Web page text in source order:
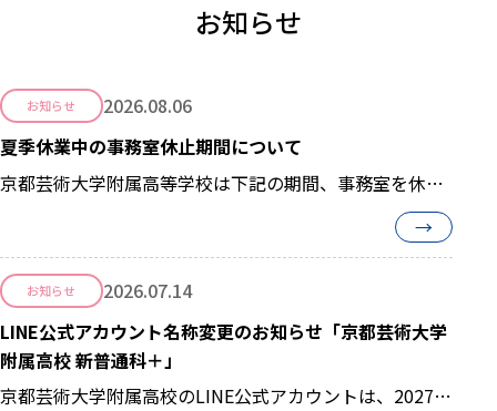
お知らせ
お知らせ
2026.08.06
夏季休業中の事務室休止期間について
京都芸術大学附属高等学校は下記の期間、事務室を休止
→
お知らせ
2026.07.14
LINE公式アカウント名称変更のお知らせ「京都芸術大学
附属高校 新普通科＋」
京都芸術大学附属高校のLINE公式アカウントは、2027年